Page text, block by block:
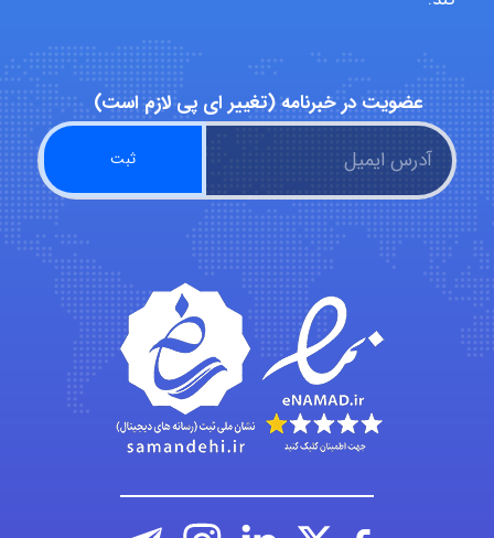
abolfazlkoshehe
A.balandeh
fatima
Jafar Tym
aghajari vahid
عضویت در خبرنامه (تغییر ای پی لازم است)